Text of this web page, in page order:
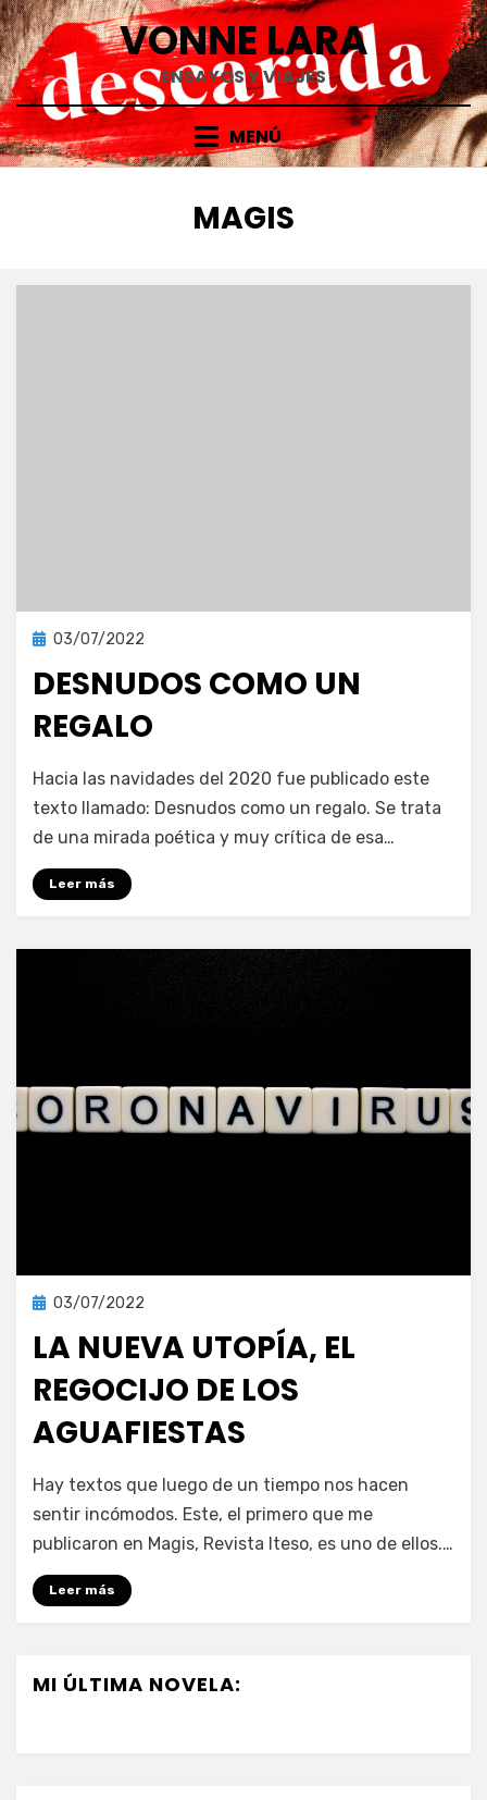
Saltar
al
contenido
VONNE LARA
ENSAYOS Y VIAJES
MENÚ
ETIQUETA
:
MAGIS
Publicada
03/07/2022
DESNUDOS COMO UN
REGALO
por vonnelara
Deja un comentario
en
como
un
Hacia las navidades del 2020 fue publicado este
texto llamado: Desnudos como un regalo. Se trata
de una mirada poética y muy crítica de esa…
Leer más
Publicada
03/07/2022
LA NUEVA UTOPÍA, EL
REGOCIJO DE LOS
AGUAFIESTAS
por vonnelara
Deja un comentario
La
nueva
utopía,
Hay textos que luego de un tiempo nos hacen
sentir incómodos. Este, el primero que me
publicaron en Magis, Revista Iteso, es uno de ellos.…
Leer más
MI ÚLTIMA NOVELA: